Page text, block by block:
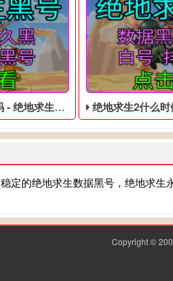
低价的皮肤黑号 绝地求生2什么时候上
定的绝地求生数据黑号，绝地求
Copyright ©